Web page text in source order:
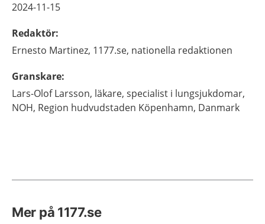
2024-11-15
Redaktör:
Ernesto Martinez, 1177.se, nationella redaktionen
Granskare:
Lars-Olof Larsson, läkare, specialist i lungsjukdomar,
NOH, Region hudvudstaden Köpenhamn, Danmark
Mer på 1177.se